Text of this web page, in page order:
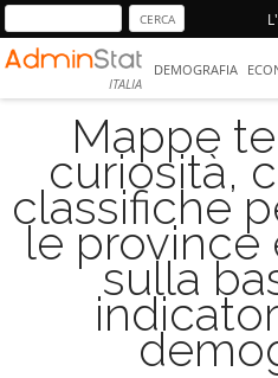
ITALIA
DEMOGRAFIA
Mappe
curiosità,
classifiche
le province
sulla